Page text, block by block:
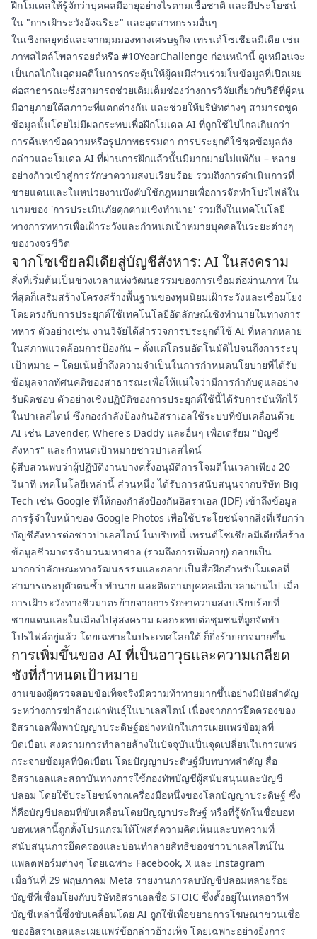
ฝึกโมเดลให้รู้จักว่าบุคคลมีอายุอย่างไรตามเชื้อชาติ และมีประโยชน์
ใน "การเฝ้าระวังอัจฉริยะ" และอุตสาหกรรมอื่นๆ
ในเชิงกลยุทธ์และจากมุมมองทางเศรษฐกิจ เทรนด์โซเชียลมีเดีย เช่น
ภาพสไตล์โพลารอยด์หรือ #10YearChallenge ก่อนหน้านี้ ดูเหมือนจะ
เป็นกลไกในอุดมคติในการกระตุ้นให้ผู้คนมีส่วนร่วมในข้อมูลที่เปิดเผย
ต่อสาธารณะซึ่งสามารถช่วยเติมเต็มช่องว่างการวิจัยเกี่ยวกับวิธีที่ผู้คน
มีอายุภายใต้สภาวะที่แตกต่างกัน และช่วยให้บริษัทต่างๆ สามารถขูด
ข้อมูลนั้นโดยไม่มีผลกระทบเพื่อฝึกโมเดล AI ที่ถูกใช้ไปไกลเกินกว่า
การค้นหาข้อความหรือรูปภาพธรรมดา การประยุกต์ใช้ชุดข้อมูลดัง
กล่าวและโมเดล AI ที่ผ่านการฝึกแล้วนั้นมีมากมายไม่แพ้กัน – หลาย
อย่างก้าวเข้าสู่การรักษาความสงบเรียบร้อย รวมถึงการดำเนินการที่
ชายแดนและในหน่วยงานบังคับใช้กฎหมายเพื่อการจัดทำโปรไฟล์ใน
นามของ 'การประเมินภัยคุกคามเชิงทำนาย' รวมถึงในเทคโนโลยี
ทางการทหารเพื่อเฝ้าระวังและกำหนดเป้าหมายบุคคลในระยะต่างๆ
ของวงจรชีวิต
จากโซเชียลมีเดียสู่บัญชีสังหาร: AI ในสงคราม
สิ่งที่เริ่มต้นเป็นช่วงเวลาแห่งวัฒนธรรมของการเชื่อมต่อผ่านภาพ ใน
ที่สุดก็เสริมสร้างโครงสร้างพื้นฐานของทุนนิยมเฝ้าระวังและเชื่อมโยง
โดยตรงกับการประยุกต์ใช้เทคโนโลยีอัตลักษณ์เชิงทำนายในทางการ
ทหาร ตัวอย่างเช่น งานวิจัยได้สำรวจการประยุกต์ใช้ AI ที่หลากหลาย
ในสภาพแวดล้อมการป้องกัน – ตั้งแต่โดรนอัตโนมัติไปจนถึงการระบุ
เป้าหมาย – โดยเน้นย้ำถึงความจำเป็นในการกำหนดนโยบายที่ได้รับ
ข้อมูลจากทัศนคติของสาธารณะเพื่อให้แน่ใจว่ามีการกำกับดูแลอย่าง
รับผิดชอบ ตัวอย่างเชิงปฏิบัติของการประยุกต์ใช้นี้ได้รับการบันทึกไว้
ในปาเลสไตน์ ซึ่งกองกำลังป้องกันอิสราเอลใช้ระบบที่ขับเคลื่อนด้วย
AI เช่น Lavender, Where's Daddy และอื่นๆ เพื่อเตรียม "บัญชี
สังหาร" และกำหนดเป้าหมายชาวปาเลสไตน์
ผู้สืบสวนพบว่าผู้ปฏิบัติงานบางครั้งอนุมัติการโจมตีในเวลาเพียง 20
วินาที เทคโนโลยีเหล่านี้ ส่วนหนึ่ง ได้รับการสนับสนุนจากบริษัท Big
Tech เช่น Google ที่ให้กองกำลังป้องกันอิสราเอล (IDF) เข้าถึงข้อมูล
การรู้จำใบหน้าของ Google Photos เพื่อใช้ประโยชน์จากสิ่งที่เรียกว่า
บัญชีสังหารต่อชาวปาเลสไตน์ ในบริบทนี้ เทรนด์โซเชียลมีเดียที่สร้าง
ข้อมูลชีวมาตรจำนวนมหาศาล (รวมถึงการเพิ่มอายุ) กลายเป็น
มากกว่าลักษณะทางวัฒนธรรมและกลายเป็นสื่อฝึกสำหรับโมเดลที่
สามารถระบุตัวตนซ้ำ ทำนาย และติดตามบุคคลเมื่อเวลาผ่านไป เมื่อ
การเฝ้าระวังทางชีวมาตรย้ายจากการรักษาความสงบเรียบร้อยที่
ชายแดนและในเมืองไปสู่สงคราม ผลกระทบต่อชุมชนที่ถูกจัดทำ
โปรไฟล์อยู่แล้ว โดยเฉพาะในประเทศโลกใต้ ก็ยิ่งร้ายกาจมากขึ้น
การเพิ่มขึ้นของ AI ที่เป็นอาวุธและความเกลียด
ชังที่กำหนดเป้าหมาย
งานของผู้ตรวจสอบข้อเท็จจริงมีความท้าทายมากขึ้นอย่างมีนัยสำคัญ
ระหว่างการฆ่าล้างเผ่าพันธุ์ในปาเลสไตน์ เนื่องจากการยึดครองของ
อิสราเอลพึ่งพาปัญญาประดิษฐ์อย่างหนักในการเผยแพร่ข้อมูลที่
บิดเบือน สงครามการทำลายล้างในปัจจุบันเป็นจุดเปลี่ยนในการแพร่
กระจายข้อมูลที่บิดเบือน โดยปัญญาประดิษฐ์มีบทบาทสำคัญ สื่อ
อิสราเอลและสถาบันทางการใช้กองทัพบัญชีผู้สนับสนุนและบัญชี
ปลอม โดยใช้ประโยชน์จากเครื่องมือหนึ่งของโลกปัญญาประดิษฐ์ ซึ่ง
ก็คือบัญชีปลอมที่ขับเคลื่อนโดยปัญญาประดิษฐ์ หรือที่รู้จักในชื่อบอท
บอทเหล่านี้ถูกตั้งโปรแกรมให้โพสต์ความคิดเห็นและบทความที่
สนับสนุนการยึดครองและบ่อนทำลายสิทธิของชาวปาเลสไตน์ใน
แพลตฟอร์มต่างๆ โดยเฉพาะ Facebook, X และ Instagram
เมื่อวันที่ 29 พฤษภาคม Meta รายงานการลบบัญชีปลอมหลายร้อย
บัญชีที่เชื่อมโยงกับบริษัทอิสราเอลชื่อ STOIC ซึ่งตั้งอยู่ในเทลอาวีฟ
บัญชีเหล่านี้ซึ่งขับเคลื่อนโดย AI ถูกใช้เพื่อขยายการโฆษณาชวนเชื่อ
ของอิสราเอลและเผยแพร่ข้อกล่าวอ้างเท็จ โดยเฉพาะอย่างยิ่งการ